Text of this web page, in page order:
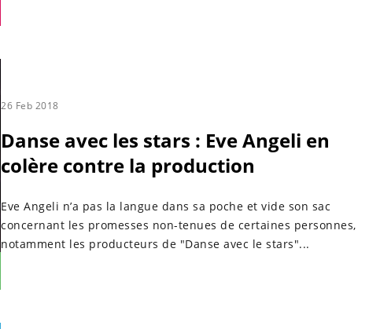
26 Feb 2018
Danse avec les stars : Eve Angeli en
colère contre la production
Eve Angeli n’a pas la langue dans sa poche et vide son sac
concernant les promesses non-tenues de certaines personnes,
notamment les producteurs de "Danse avec le stars"...